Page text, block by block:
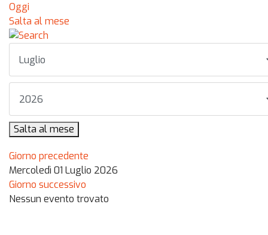
Oggi
Salta al mese
Salta al mese
Giorno precedente
Mercoledì 01 Luglio 2026
Giorno successivo
Nessun evento trovato